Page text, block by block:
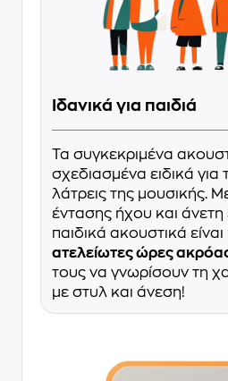
Ιδανικά για παιδιά
Τα συγκεκριμένα
σχεδιασμένα ειδικά για
λάτρεις της μουσικής.
έντασης ήχου και
παιδικά ακουστικά είναι
ατελείωτες ώρες
τους να γνωρίσουν τη
με στυλ και άνεση!